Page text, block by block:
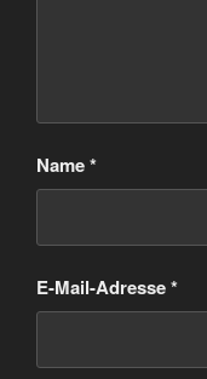
Name*
E-Mail-Adresse*